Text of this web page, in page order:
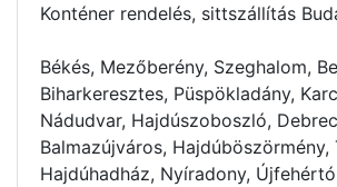
Konténer rendelés, sittszállítás
Békés, Mezőberény, Szeghalom,
Biharkeresztes, Püspökladány,
Nádudvar, Hajdúszoboszló,
Balmazújváros, Hajdúböszörmény,
Hajdúhadház, Nyíradony,